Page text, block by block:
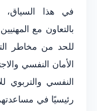
في هذا
بالتعاون مع
للحد من مخاطر
الأمان النفسي
النفسي والتربوي
رئيسيًا في